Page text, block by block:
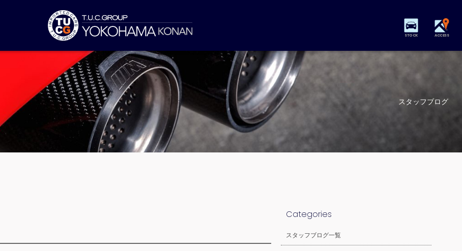
STOCK ACCESS
スタッフブログ
Categories
スタッフブログ一覧